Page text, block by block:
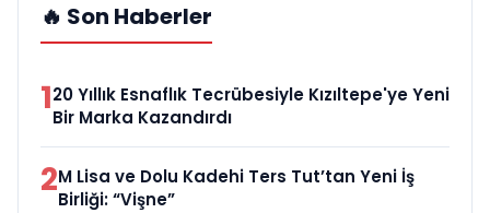
🔥 Son Haberler
120 Yıllık Esnaflık Tecrübesiyle Kızıltepe'ye Yeni
Bir Marka Kazandırdı
2M Lisa ve Dolu Kadehi Ters Tut’tan Yeni İş
Birliği: “Vişne”